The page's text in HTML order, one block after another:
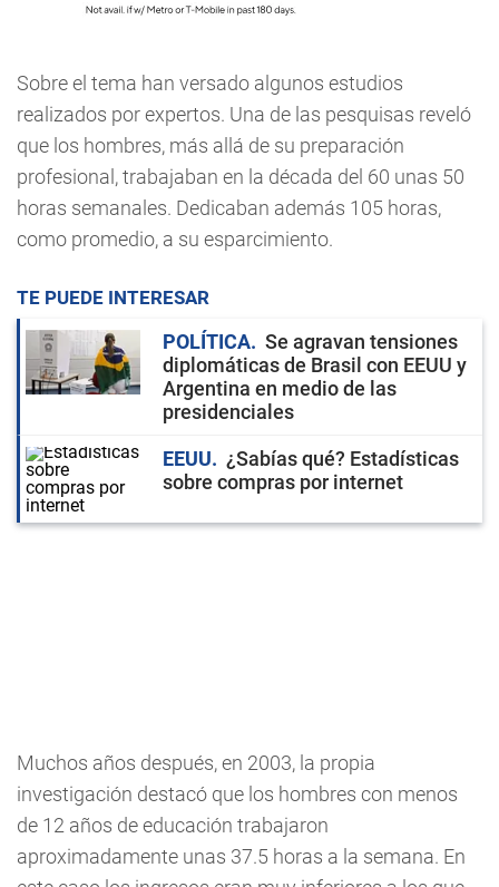
Sobre el tema han versado algunos estudios
realizados por expertos. Una de las pesquisas reveló
que los hombres, más allá de su preparación
profesional, trabajaban en la década del 60 unas 50
horas semanales. Dedicaban además 105 horas,
como promedio, a su esparcimiento.
TE PUEDE INTERESAR
POLÍTICA
Se agravan tensiones
diplomáticas de Brasil con EEUU y
Argentina en medio de las
presidenciales
EEUU
¿Sabías qué? Estadísticas
sobre compras por internet
Muchos años después, en 2003, la propia
investigación destacó que los hombres con menos
de 12 años de educación trabajaron
aproximadamente unas 37.5 horas a la semana. En